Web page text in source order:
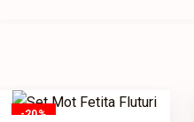
-20%